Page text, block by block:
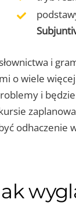
i
o wiele
i
odhaczenie